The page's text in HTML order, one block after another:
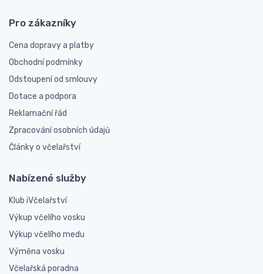
Pro zákazníky
Cena dopravy a platby
Obchodní podmínky
Odstoupení od smlouvy
Dotace a podpora
Reklamační řád
Zpracování osobních údajů
Články o včelařství
Nabízené služby
Klub iVčelařství
Výkup včelího vosku
Výkup včelího medu
Výměna vosku
Včelařská poradna